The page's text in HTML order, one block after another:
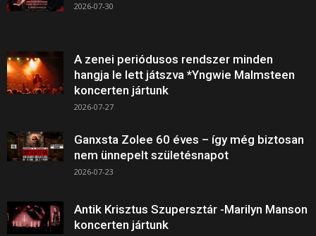
2026-07-30
A zenei periódusos rendszer minden
hangja le lett játszva *Yngwie Malmsteen
koncerten jártunk
2026-07-27
Ganxsta Zolee 60 éves – így még biztosan
nem ünnepelt születésnapot
2026-07-23
Antik Krisztus Szupersztár -Marilyn Manson
koncerten jártunk